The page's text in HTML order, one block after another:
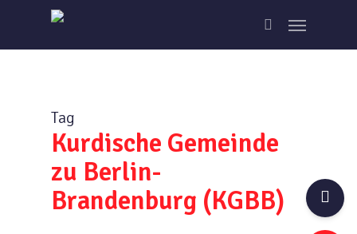
main
search
Menu
Tag
Kurdische Gemeinde
zu Berlin-
Brandenburg (KGBB)